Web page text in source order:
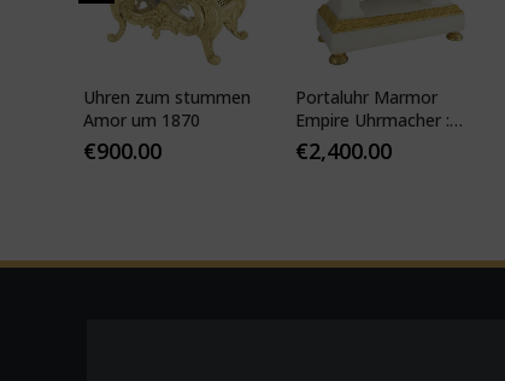
Uhren zum stummen
Amor um 1870
€900.00
Portaluhr Marmor
Empire Uhrmacher :
VEIBEL 1810
€2,400.00